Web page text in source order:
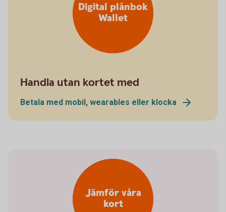
Digital plånbok
Wallet
Handla utan kortet med
Betala med mobil, wearables eller klocka
Jämför våra
kort